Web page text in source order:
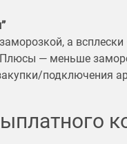
а
— меньше
подключения